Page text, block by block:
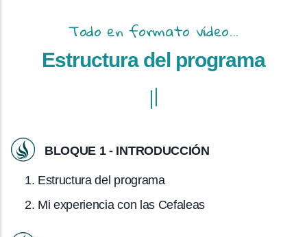
Todo en formato vídeo...
Estructura del programa
BLOQUE 1 - INTRODUCCIÓN
Estructura del programa
Mi experiencia con las Cefaleas